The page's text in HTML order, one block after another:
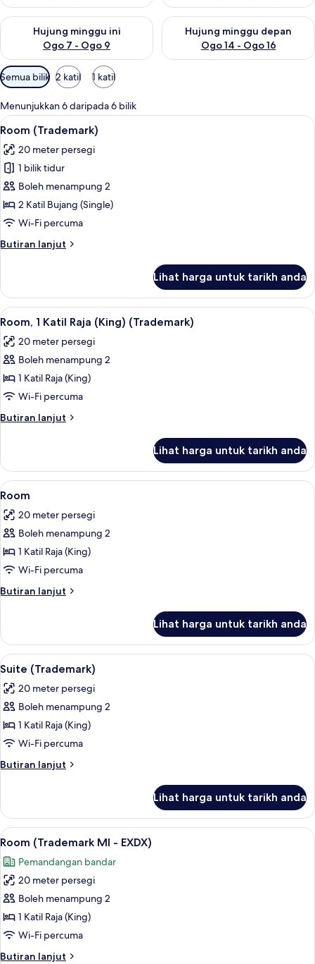
Hujung minggu ini
Ogo 7 - Ogo 9
Semak ketersediaan untuk hujung minggu ini Ogo 7 - Ogo 9
Hujung minggu depan
Ogo 14 - Ogo 16
Semak ketersediaan untuk
Penapis
yang
tersedia
untuk
bilik
Semua bilik 2 katil 1 katil
Menunjukkan 6 daripada 6 bilik
Lihat
semua
foto
untuk
Room
(Trademark)
Peti besi dalam bilik, meja, ruang
6
Room (Trademark)
20 meter persegi
1 bilik tidur
Boleh menampung 2
2 Katil Bujang (Single)
Wi-Fi percuma
Butiran lanjut
Butiran
(Trademark)
Lihat harga untuk tarikh anda
Lihat
semua
foto
untuk
Room,
1
Katil
Raja
(Trademark)
Peti besi dalam bilik, meja, ruang
7
Room, 1 Katil Raja (King) (Trademark)
20 meter persegi
Boleh menampung 2
1 Katil Raja (King)
Wi-Fi percuma
Butiran lanjut
Butiran
1
Katil
Raja
(Trademark)
Lihat harga untuk tarikh anda
Lihat
semua
foto
untuk
Room
7
Room
20 meter persegi
Boleh menampung 2
1 Katil Raja (King)
Wi-Fi percuma
Butiran lanjut
Butiran
Lihat harga untuk tarikh anda
Lihat
semua
foto
untuk
Suite
(Trademark)
Peti besi dalam bilik, meja, ruang
6
Suite (Trademark)
20 meter persegi
Boleh menampung 2
1 Katil Raja (King)
Wi-Fi percuma
Butiran lanjut
Butiran
(Trademark)
Lihat harga untuk tarikh anda
Lihat
semua
foto
untuk
Room
(Trademark
MI
Peti besi dalam bilik, meja, ruang
6
Room (Trademark MI - EXDX)
Pemandangan bandar
20 meter persegi
Boleh menampung 2
1 Katil Raja (King)
Wi-Fi percuma
Butiran lanjut
Butiran